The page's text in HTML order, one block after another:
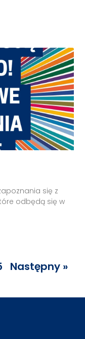
się z
odbędą się w
Następny »